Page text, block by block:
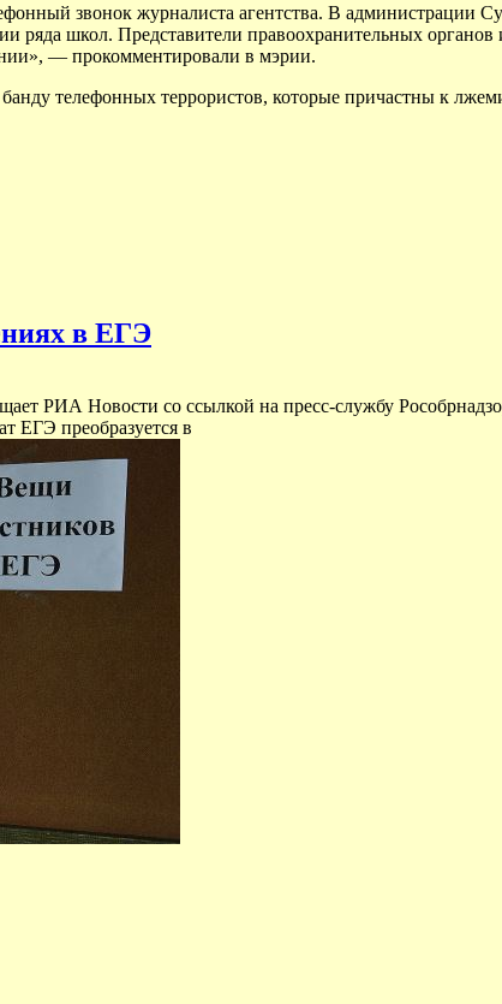
звонок журналиста агентства. В администрации
ряда школ. Представители правоохранительных
— прокомментировали в мэрии.
телефонных террористов, которые причастны к
в ЕГЭ
РИА Новости со ссылкой на пресс-службу
ЕГЭ преобразуется в